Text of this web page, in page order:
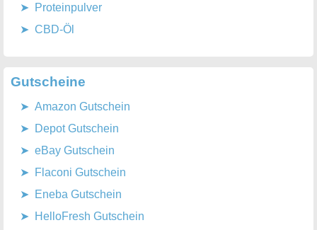
Proteinpulver
CBD-Öl
Gutscheine
Amazon Gutschein
Depot Gutschein
eBay Gutschein
Flaconi Gutschein
Eneba Gutschein
HelloFresh Gutschein